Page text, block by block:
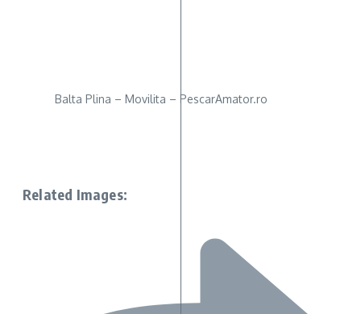
Balta Plina – Movilita – PescarAmator.ro
Related Images: